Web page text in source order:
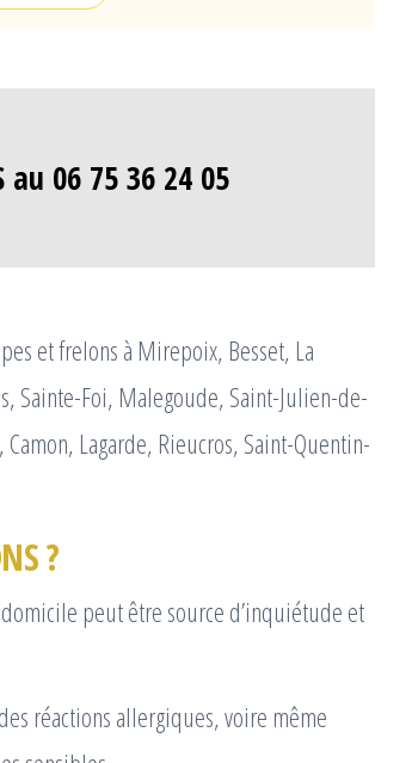
au 06 75 36 24 05
et frelons à Mirepoix, Besset, La
Sainte-Foi, Malegoude, Saint-Julien-de-
Lagarde, Rieucros, Saint-Quentin-
?
peut être source d’inquiétude et
réactions allergiques, voire même